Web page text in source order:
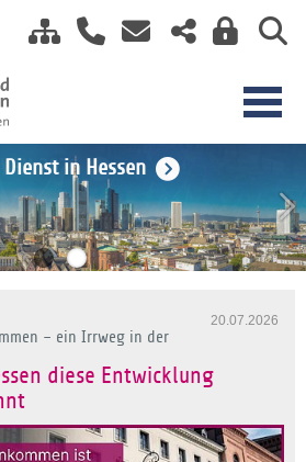
H 2026in Hessen
20.07.2026
– ein Irrweg in der
diese Entwicklung